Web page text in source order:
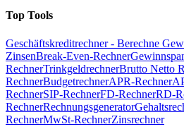
Top Tools
Geschäftskreditrechner - Berechne
ZinsenBreak-Even-Rechner
RechnerTrinkgeldrechnerBrutto Netto
RechnerBudgetrechnerAPR-Rechner
RechnerSIP-RechnerFD-RechnerRD-
RechnerRechnungsgenerator
RechnerMwSt-RechnerZinsrechner